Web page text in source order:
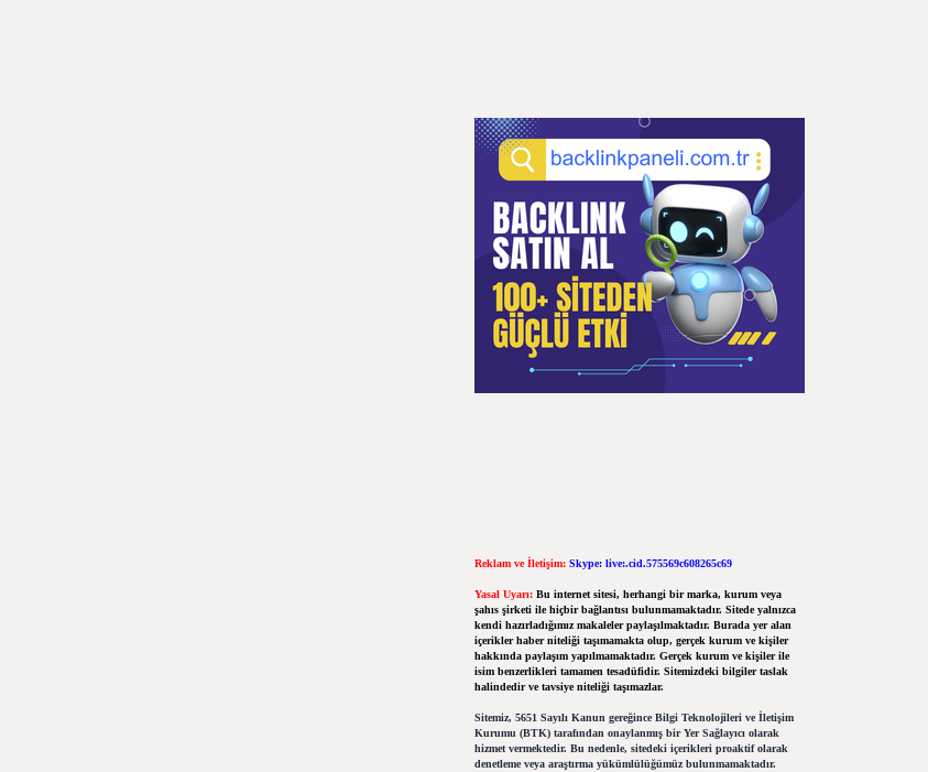
Reklam ve İletişim: Skype: live:.cid.575569c608265c69
Yasal Uyarı: Bu internet sitesi, herhangi bir marka, kurum veya
şahıs şirketi ile hiçbir bağlantısı bulunmamaktadır. Sitede yalnızca
kendi hazırladığımız makaleler paylaşılmaktadır. Burada yer alan
içerikler haber niteliği taşımamakta olup, gerçek kurum ve kişiler
hakkında paylaşım yapılmamaktadır. Gerçek kurum ve kişiler ile
isim benzerlikleri tamamen tesadüfidir. Sitemizdeki bilgiler taslak
halindedir ve tavsiye niteliği taşımazlar.
Sitemiz, 5651 Sayılı Kanun gereğince Bilgi Teknolojileri ve İletişim
Kurumu (BTK) tarafından onaylanmış bir Yer Sağlayıcı olarak
hizmet vermektedir. Bu nedenle, sitedeki içerikleri proaktif olarak
denetleme veya araştırma yükümlülüğümüz bulunmamaktadır.